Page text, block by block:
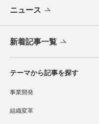
ニュース
新着記事一覧
テーマから記事を探す
事業開発
組織変革